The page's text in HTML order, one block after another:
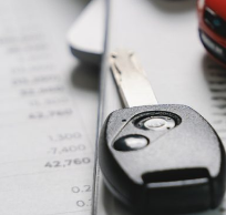
șase clipuri scurte
de întrebări
dacă platforma îți
o platformă